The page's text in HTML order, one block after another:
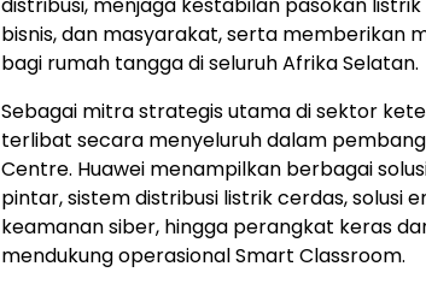
distribusi, menjaga kestabilan pasokan
bisnis, dan masyarakat, serta memberikan
bagi rumah tangga di seluruh Afrika Selatan.
Sebagai mitra strategis utama di sektor
terlibat secara menyeluruh dalam
Centre. Huawei menampilkan berbagai
pintar, sistem distribusi listrik cerdas, solusi
keamanan siber, hingga perangkat keras
mendukung operasional Smart Classroom.